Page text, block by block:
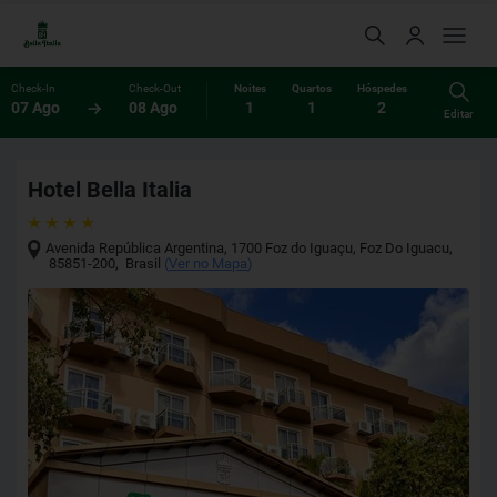
Check-In
07 Ago
Check-Out
08 Ago
Noites
1
Quartos
1
Hóspedes
2 Editar
Hotel Bella Italia
Avenida República Argentina, 1700 Foz do Iguaçu, Foz Do Iguacu,
85851-200, Brasil (Ver no Mapa)